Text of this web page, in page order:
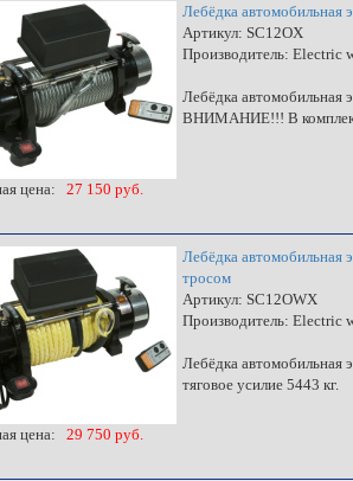
Лебёдка автомобильная
Артикул: SC12OX
Производитель: Electric
Лебёдка автомобильная
ВНИМАНИЕ!!! В
цена: 27 150 руб.
Лебёдка автомобильная
тросом
Артикул: SC12OWX
Производитель: Electric
Лебёдка автомобильная
тяговое усилие 5443 кг.
цена: 29 750 руб.